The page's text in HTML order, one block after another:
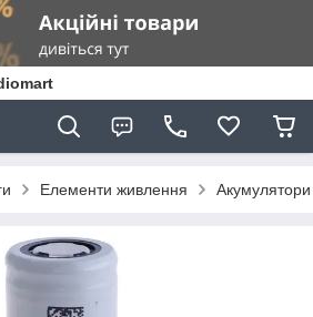
Елементи живлення Акумулятори